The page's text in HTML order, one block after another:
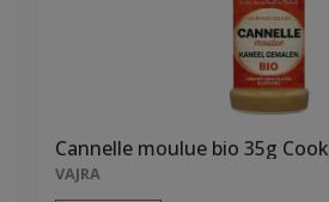
Cannelle moulue bio 35g Cook
VAJRA